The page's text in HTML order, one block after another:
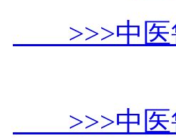
>>>中医
>>>中医